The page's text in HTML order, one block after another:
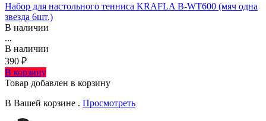
Набор для настольного тенниса KRAFLA B-WT600 (мяч одна
звезда 6шт.)
В наличии
...
В наличии
390 ₽
В корзину
Товар добавлен в корзину
В Вашей корзине . Просмотреть